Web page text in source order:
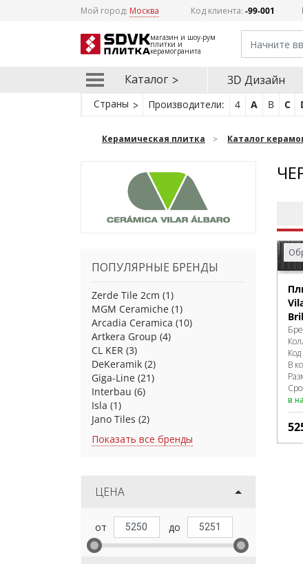
Мой город: Москва Код клиента:-99-001
магазин и шоу-рум
плитки и
керамогранита
Каталог 3D Дизайн
Страны Производители: 4 A B C
Керамическая плитка Каталог
ПОПУЛЯРНЫЕ БРЕНДЫ
Zerde Tile 2cm (1)
MGM Ceramiche (1)
Arcadia Ceramica (10)
Artkera Group (4)
CL KER (3)
DeKeramik (2)
Giga-Line (21)
Interbau (6)
Isla (1)
Jano Tiles (2)
Показать все бренды
ЦЕНА
Код
В
в